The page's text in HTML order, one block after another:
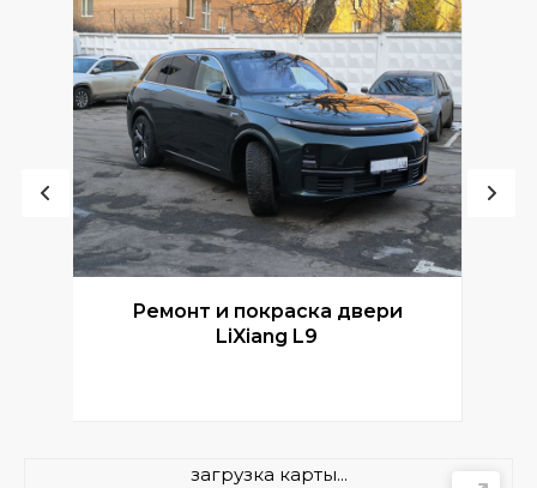
Ремонт и покраска двери
LiXiang L9
загрузка карты...